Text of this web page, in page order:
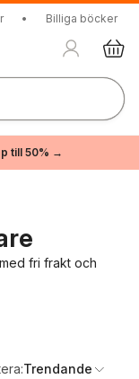
• Billiga böcker
till 50% →
fri frakt och
Trendande